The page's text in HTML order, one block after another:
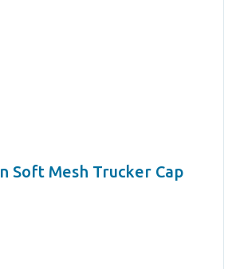
Soft Mesh Trucker Cap